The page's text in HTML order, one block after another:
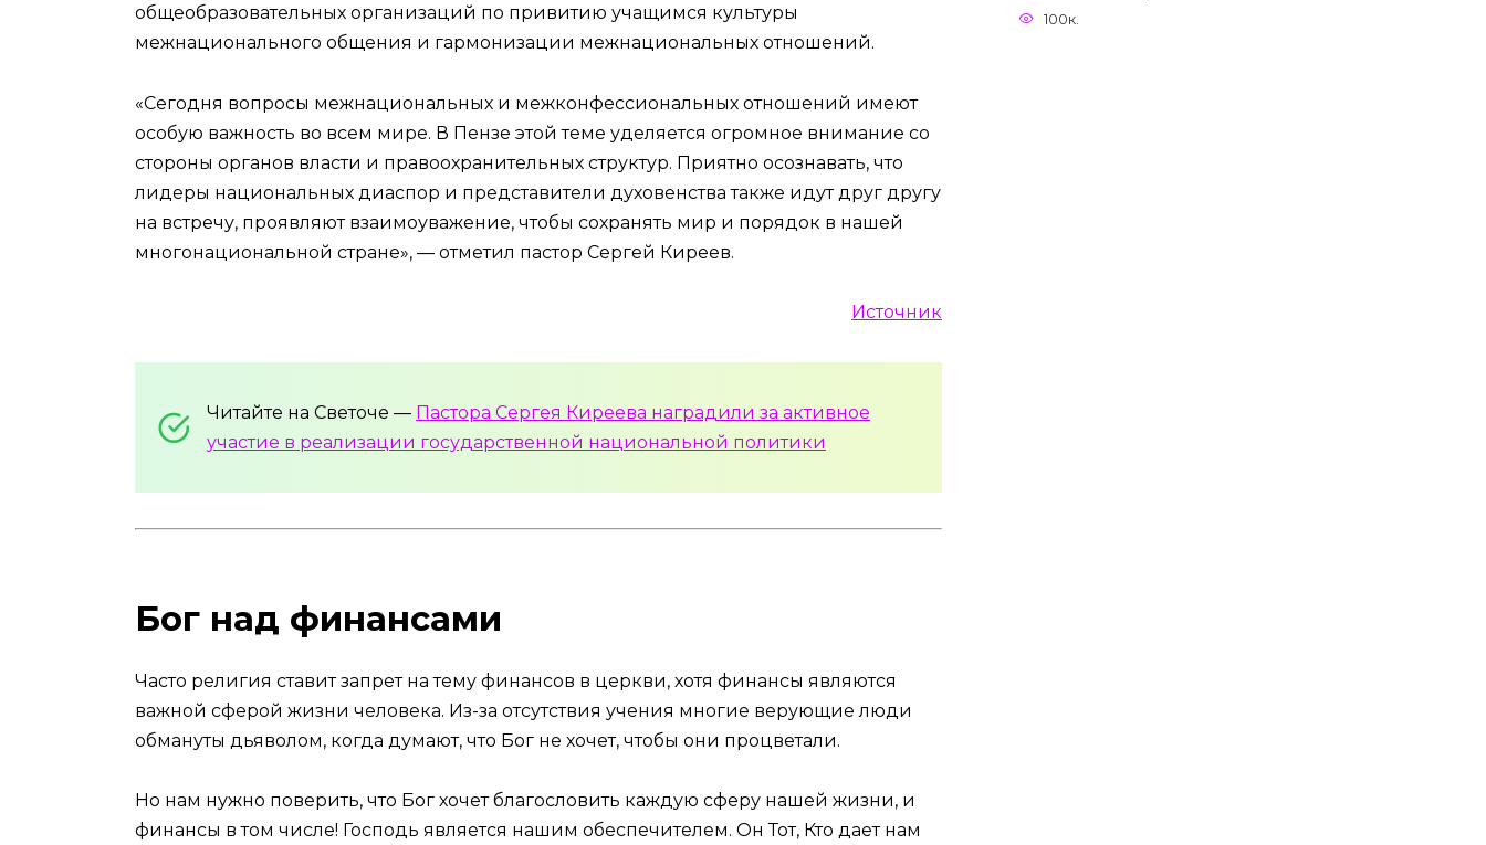
общеобразовательных организаций по привитию учащимся культуры
межнационального общения и гармонизации межнациональных отношений.
«Сегодня вопросы межнациональных и межконфессиональных отношений имеют
особую важность во всем мире. В Пензе этой теме уделяется огромное внимание со
стороны органов власти и правоохранительных структур. Приятно осознавать, что
лидеры национальных диаспор и представители духовенства также идут друг другу
на встречу, проявляют взаимоуважение, чтобы сохранять мир и порядок в нашей
многонациональной стране», — отметил пастор Сергей Киреев.
Источник
Читайте на Светоче — Пастора Сергея Киреева наградили за активное
участие в реализации государственной национальной политики
Бог над финансами
Часто религия ставит запрет на тему финансов в церкви, хотя финансы являются
важной сферой жизни человека. Из-за отсутствия учения многие верующие люди
обмануты дьяволом, когда думают, что Бог не хочет, чтобы они процветали.
Но нам нужно поверить, что Бог хочет благословить каждую сферу нашей жизни, и
финансы в том числе! Господь является нашим обеспечителем. Он Тот, Кто дает нам
100к.